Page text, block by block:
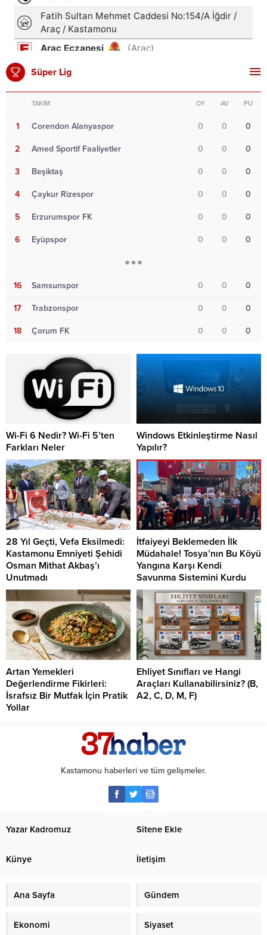
Süper Lig
TAKIM OY AV PU
1 Corendon Alanyaspor 0 0 0
2 Amed Sportif Faaliyetler 0 0 0
3 Beşiktaş 0 0 0
4 Çaykur Rizespor 0 0 0
5 Erzurumspor FK 0 0 0
6 Eyüpspor 0 0 0
16 Samsunspor 0 0 0
17 Trabzonspor 0 0 0
18 Çorum FK 0 0 0
Wi-Fi 6 Nedir? Wi-Fi 5’ten
Farkları Neler
Windows Etkinleştirme Nasıl
Yapılır?
28 Yıl Geçti, Vefa Eksilmedi:
Kastamonu Emniyeti Şehidi
Osman Mithat Akbaş’ı
Unutmadı
İtfaiyeyi Beklemeden İlk
Müdahale! Tosya’nın Bu Köyü
Yangına Karşı Kendi
Savunma Sistemini Kurdu
Artan Yemekleri
Değerlendirme Fikirleri:
İsrafsız Bir Mutfak İçin Pratik
Yollar
Ehliyet Sınıfları ve Hangi
Araçları Kullanabilirsiniz? (B,
A2, C, D, M, F)
Kastamonu haberleri ve tüm gelişmeler.
Yazar Kadromuz Sitene Ekle
Künye İletişim
Ana Sayfa Gündem
Ekonomi Siyaset